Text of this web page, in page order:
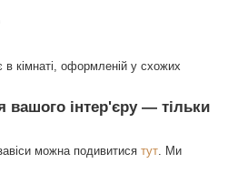
кімнаті, оформленій у схожих
вашого інтер'єру — тільки
можна подивитися тут. Ми